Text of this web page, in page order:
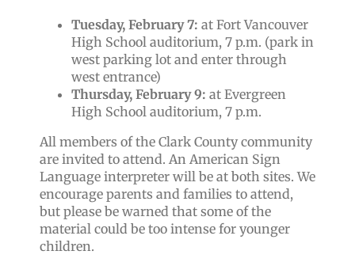
Tuesday, February 7: at Fort Vancouver
High School auditorium, 7 p.m. (park in
west parking lot and enter through
west entrance)
Thursday, February 9: at Evergreen
High School auditorium, 7 p.m.
All members of the Clark County community
are invited to attend. An American Sign
Language interpreter will be at both sites. We
encourage parents and families to attend,
but please be warned that some of the
material could be too intense for younger
children.